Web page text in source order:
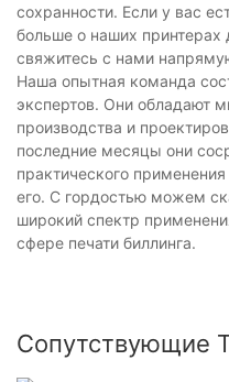
сохранности. Если у вас
больше о наших принтерах
свяжитесь с нами
Наша опытная команда
экспертов. Они обладают
производства и
последние месяцы они
практического
его. С гордостью можем
широкий спектр
сфере печати биллинга.
Сопутствующие